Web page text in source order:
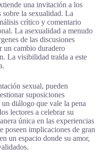
una invitación a los
sobre la sexualidad. La
crítico y comentario
La asexualidad a menudo
de las discusiones
un cambio duradero
La visibilidad traída a este
sexual, pueden
suposiciones
diálogo que vale la pena
lectores a celebrar su
única en las experiencias
poseen implicaciones de gran
un espacio donde su amor,